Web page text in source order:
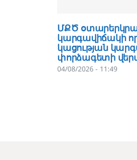
ՄՔԾ
կարգավիճակի
կացության
փորձագետի
04/08/2026 - 11:49